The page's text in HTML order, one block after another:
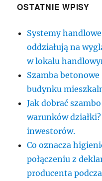
OSTATNIE WPISY
Systemy
oddziałują na
w lokalu
Szamba
budynku
Jak dobrać
warunków
inwestorów.
Co oznacza
połączeniu z
producenta